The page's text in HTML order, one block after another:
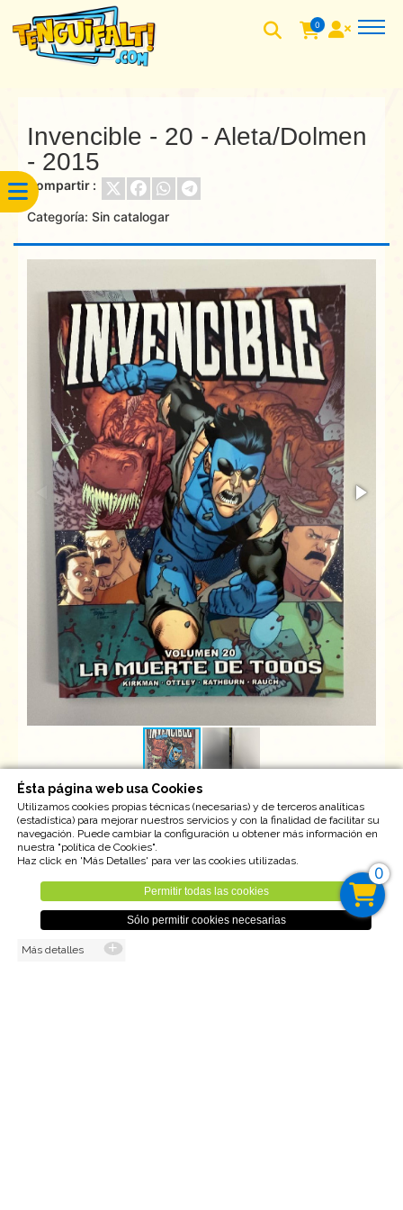
0
Invencible - 20 - Aleta/Dolmen
- 2015
Compartir :
Categoría: Sin catalogar
Usado
Unidades disponible : 1
Tipo IVA : 21,00%
2,50€
0
Ésta página web usa Cookies
Utilizamos cookies propias técnicas (necesarias) y de terceros analíticas
(estadística) para mejorar nuestros servicios y con la finalidad de facilitar su
navegación. Puede cambiar la configuración u obtener más información en
nuestra "política de Cookies".
Haz click en 'Más Detalles' para ver las cookies utilizadas.
Permitir todas las cookies
Sólo permitir cookies necesarias
Más detalles